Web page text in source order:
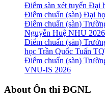
Điểm sàn xét tuyển Đại
Điểm chuẩn (sàn) Đại
Điểm chuẩn (sàn)
Nguyễn Huệ NHU 2026
Điểm chuẩn (sàn)
học Trần Quốc Tuấn
Điểm chuẩn (sàn)
VNU-IS 2026
Footer
About Ôn thi ĐGNL